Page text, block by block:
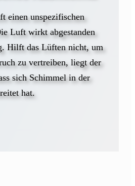
einen unspezifischen
Luft wirkt abgestanden
Hilft das Lüften nicht, um
zu vertreiben, liegt der
sich Schimmel in der
hat.